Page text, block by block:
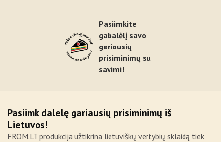
Pasiimkite
gabalėlį savo
geriausių
prisiminimų su
savimi!
Pasiimk dalelę gariausių prisiminimų iš
Lietuvos!
FROM.LT produkcija užtikrina lietuviškų vertybių sklaidą tiek